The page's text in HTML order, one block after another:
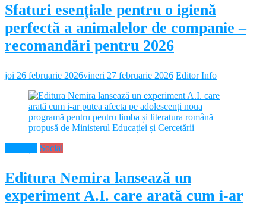
Sfaturi esențiale pentru o igienă
perfectă a animalelor de companie –
recomandări pentru 2026
joi 26 februarie 2026vineri 27 februarie 2026 Editor Info
Social
Editura Nemira lansează un
experiment A.I. care arată cum i-ar